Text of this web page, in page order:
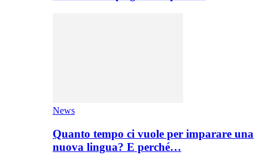
News
Quanto tempo ci vuole per imparare una
nuova lingua? E perché…